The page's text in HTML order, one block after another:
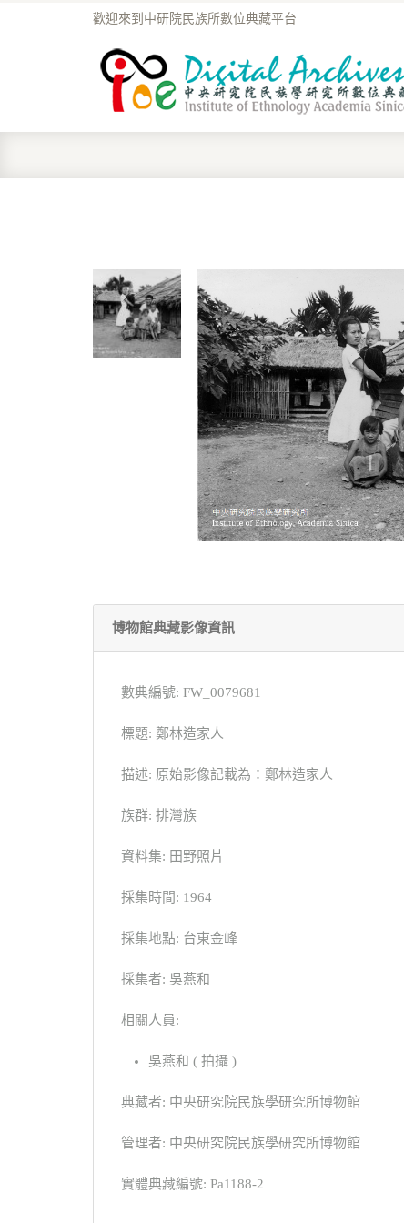
歡迎來到中研院民族所數位典藏平台
博物館典藏影像資訊
數典編號: FW_0079681
標題: 鄭林造家人
描述: 原始影像記載為：鄭林造家人
族群: 排灣族
資料集: 田野照片
採集時間: 1964
採集地點: 台東金峰
採集者: 吳燕和
相關人員:
吳燕和 ( 拍攝 )
典藏者: 中央研究院民族學研究所博物館
管理者: 中央研究院民族學研究所博物館
實體典藏編號: Pa1188-2